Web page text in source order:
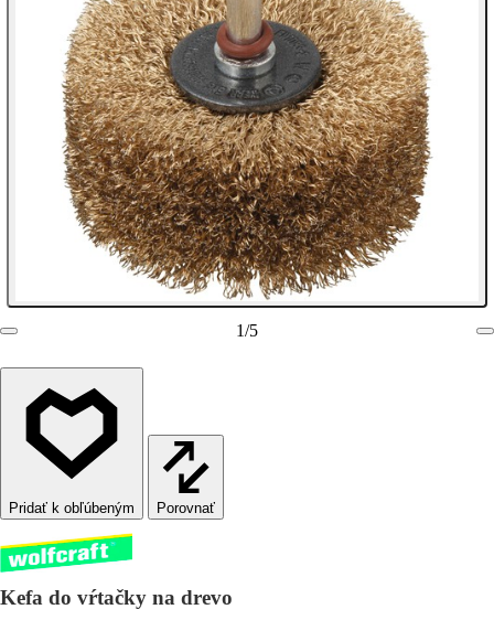
1/5
Porovnať
Kefa do vŕtačky na drevo